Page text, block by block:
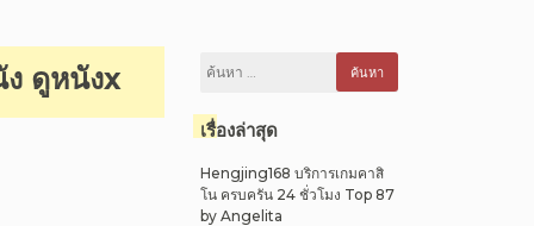
ดูหนังx
ค้นหา
เรื่องล่าสุด
Hengjing168 บริการเกมคาสิ
โน ครบครัน 24 ชั่วโมง Top 87
by Angelita